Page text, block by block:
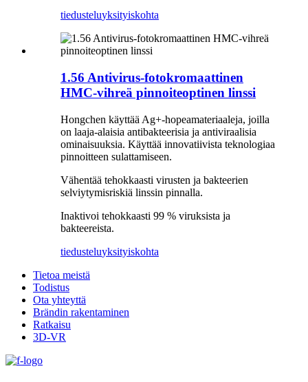
tiedusteluyksityiskohta
1.56 Antivirus-fotokromaattinen
HMC-vihreä pinnoiteoptinen linssi
Hongchen käyttää Ag+-hopeamateriaaleja, joilla
on laaja-alaisia ​​antibakteerisia ja antiviraalisia
ominaisuuksia. Käyttää innovatiivista teknologiaa
pinnoitteen sulattamiseen.
Vähentää tehokkaasti virusten ja bakteerien
selviytymisriskiä linssin pinnalla.
Inaktivoi tehokkaasti 99 % viruksista ja
bakteereista.
tiedusteluyksityiskohta
Tietoa meistä
Todistus
Ota yhteyttä
Brändin rakentaminen
Ratkaisu
3D-VR